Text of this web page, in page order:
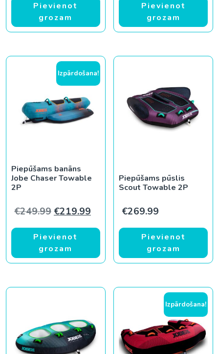
Pievienot
grozam
Pievienot
grozam
Izpārdošana!
Piepūšams banāns
Jobe Chaser Towable
2P
€249.99 Original price was: €249.99.
€219.99 Current price is: €219.99.
Pievienot
grozam
Piepūšams pūslis
Scout Towable 2P
€269.99
Pievienot
grozam
Izpārdošana!